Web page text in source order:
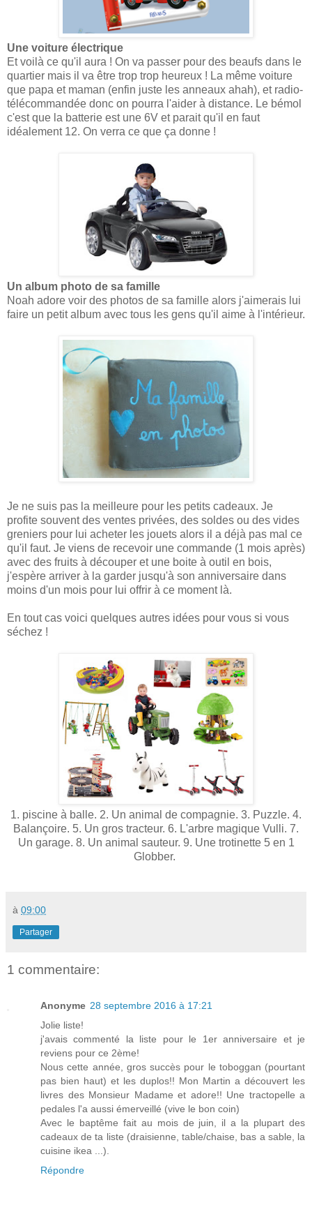
Une voiture électrique
Et voilà ce qu'il aura ! On va passer pour des beaufs dans le
quartier mais il va être trop trop heureux ! La même voiture
que papa et maman (enfin juste les anneaux ahah), et radio-
télécommandée donc on pourra l'aider à distance. Le bémol
c'est que la batterie est une 6V et parait qu'il en faut
idéalement 12. On verra ce que ça donne !
Un album photo de sa famille
Noah adore voir des photos de sa famille alors j'aimerais lui
faire un petit album avec tous les gens qu'il aime à l'intérieur.
Je ne suis pas la meilleure pour les petits cadeaux. Je
profite souvent des ventes privées, des soldes ou des vides
greniers pour lui acheter les jouets alors il a déjà pas mal ce
qu'il faut. Je viens de recevoir une commande (1 mois après)
avec des fruits à découper et une boite à outil en bois,
j'espère arriver à la garder jusqu'à son anniversaire dans
moins d'un mois pour lui offrir à ce moment là.
En tout cas voici quelques autres idées pour vous si vous
séchez !
1. piscine à balle. 2. Un animal de compagnie. 3. Puzzle. 4.
Balançoire. 5. Un gros tracteur. 6. L'arbre magique Vulli. 7.
Un garage. 8. Un animal sauteur. 9. Une trotinette 5 en 1
Globber.
à 09:00
Partager
1 commentaire:
Anonyme 28 septembre 2016 à 17:21
Jolie liste!
j'avais commenté la liste pour le 1er anniversaire et je
reviens pour ce 2ème!
Nous cette année, gros succès pour le toboggan (pourtant
pas bien haut) et les duplos!! Mon Martin a découvert les
livres des Monsieur Madame et adore!! Une tractopelle a
pedales l'a aussi émerveillé (vive le bon coin)
Avec le baptême fait au mois de juin, il a la plupart des
cadeaux de ta liste (draisienne, table/chaise, bas a sable, la
cuisine ikea ...).
Répondre